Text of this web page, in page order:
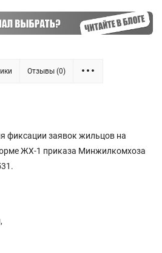
Отзывы (0)
фиксации заявок жильцов на
ЖХ-1 приказа Минжилкомхоза